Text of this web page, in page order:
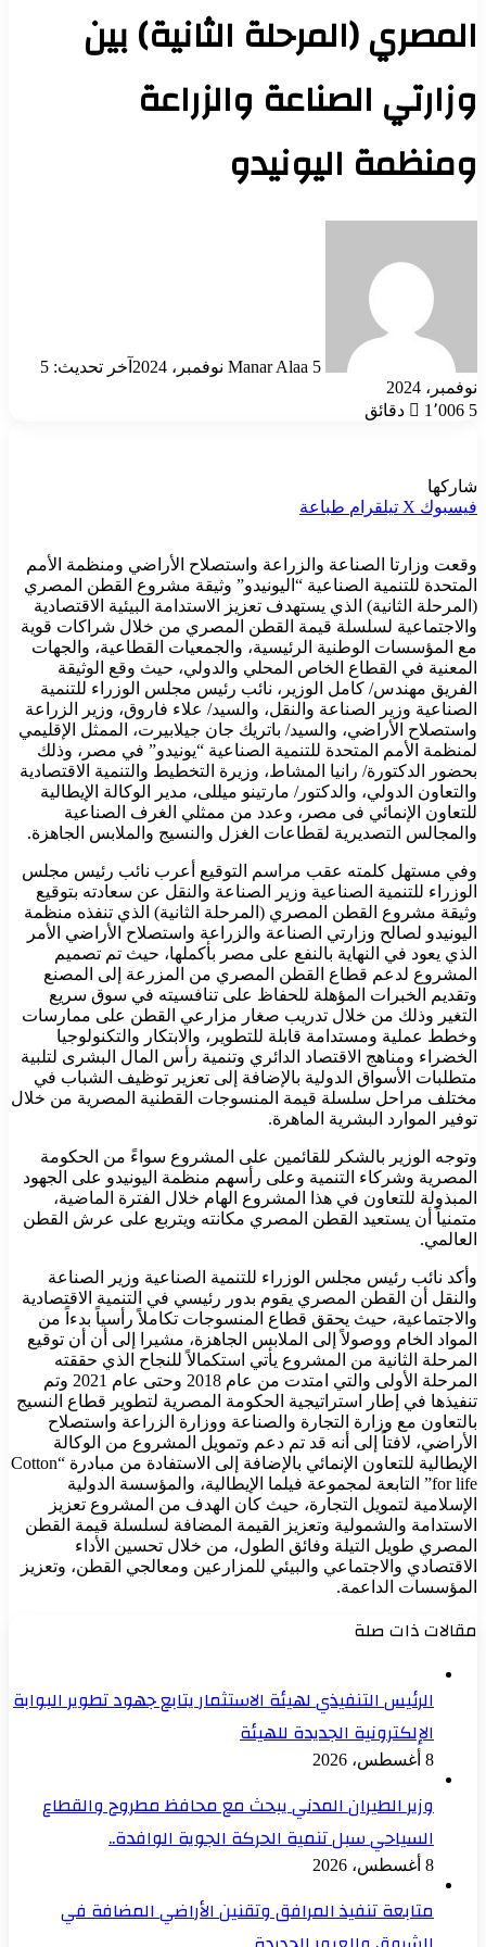
المصري (المرحلة الثانية) بين
وزارتي الصناعة والزراعة
ومنظمة اليونيدو
Manar Alaa 5 نوفمبر، 2024
آخر تحديث: 5
نوفمبر، 2024
1٬006 5 دقائق
شاركها
فيسبوك ‫X تيلقرام طباعة
وقعت وزارتا الصناعة والزراعة واستصلاح الأراضي ومنظمة الأمم
المتحدة للتنمية الصناعية “اليونيدو” وثيقة مشروع القطن المصري
(المرحلة الثانية) الذي يستهدف تعزيز الاستدامة البيئية الاقتصادية
والاجتماعية لسلسلة قيمة القطن المصري من خلال شراكات قوية
مع المؤسسات الوطنية الرئيسية، والجمعيات القطاعية، والجهات
المعنية في القطاع الخاص المحلي والدولي، حيث وقع الوثيقة
الفريق مهندس/ كامل الوزير، نائب رئيس مجلس الوزراء للتنمية
الصناعية وزير الصناعة والنقل، والسيد/ علاء فاروق، وزير الزراعة
واستصلاح الأراضي، والسيد/ باتريك جان جيلابيرت، الممثل الإقليمي
لمنظمة الأمم المتحدة للتنمية الصناعية “يونيدو” في مصر، وذلك
بحضور الدكتورة/ رانيا المشاط، وزيرة التخطيط والتنمية الاقتصادية
والتعاون الدولي، والدكتور/ مارتينو ميللى، مدير الوكالة الإيطالية
للتعاون الإنمائي فى مصر، وعدد من ممثلي الغرف الصناعية
والمجالس التصديرية لقطاعات الغزل والنسيج والملابس الجاهزة.
وفي مستهل كلمته عقب مراسم التوقيع أعرب نائب رئيس مجلس
الوزراء للتنمية الصناعية وزير الصناعة والنقل عن سعادته بتوقيع
وثيقة مشروع القطن المصري (المرحلة الثانية) الذي تنفذه منظمة
اليونيدو لصالح وزارتي الصناعة والزراعة واستصلاح الأراضي الأمر
الذي يعود في النهاية بالنفع على مصر بأكملها، حيث تم تصميم
المشروع لدعم قطاع القطن المصري من المزرعة إلى المصنع
وتقديم الخبرات المؤهلة للحفاظ على تنافسيته في سوق سريع
التغير وذلك من خلال تدريب صغار مزارعي القطن على ممارسات
وخطط عملية ومستدامة قابلة للتطوير، والابتكار والتكنولوجيا
الخضراء ومناهج الاقتصاد الدائري وتنمية رأس المال البشرى لتلبية
متطلبات الأسواق الدولية بالإضافة إلى تعزير توظيف الشباب في
مختلف مراحل سلسلة قيمة المنسوجات القطنية المصرية من خلال
توفير الموارد البشرية الماهرة.
وتوجه الوزير بالشكر للقائمين على المشروع سواءً من الحكومة
المصرية وشركاء التنمية وعلى رأسهم منظمة اليونيدو على الجهود
المبذولة للتعاون في هذا المشروع الهام خلال الفترة الماضية،
متمنياً أن يستعيد القطن المصري مكانته ويتربع على عرش القطن
العالمي.
وأكد نائب رئيس مجلس الوزراء للتنمية الصناعية وزير الصناعة
والنقل أن القطن المصري يقوم بدور رئيسي في التنمية الاقتصادية
والاجتماعية، حيث يحقق قطاع المنسوجات تكاملاً رأسياً بدءاً من
المواد الخام ووصولاً إلى الملابس الجاهزة، مشيرا إلى أن أن توقيع
المرحلة الثانية من المشروع يأتي استكمالاً للنجاح الذي حققته
المرحلة الأولى والتي امتدت من عام 2018 وحتى عام 2021 وتم
تنفيذها في إطار استراتيجية الحكومة المصرية لتطوير قطاع النسيج
بالتعاون مع وزارة التجارة والصناعة ووزارة الزراعة واستصلاح
الأراضي، لافتاً إلى أنه قد تم دعم وتمويل المشروع من الوكالة
الإيطالية للتعاون الإنمائي بالإضافة إلى الاستفادة من مبادرة “Cotton
for life” التابعة لمجموعة فيلما الإيطالية، والمؤسسة الدولية
الإسلامية لتمويل التجارة، حيث كان الهدف من المشروع تعزيز
الاستدامة والشمولية وتعزيز القيمة المضافة لسلسلة قيمة القطن
المصري طويل التيلة وفائق الطول، من خلال تحسين الأداء
الاقتصادي والاجتماعي والبيئي للمزارعين ومعالجي القطن، وتعزيز
المؤسسات الداعمة.
مقالات ذات صلة
الرئيس التنفيذي لهيئة الاستثمار يتابع جهود تطوير البوابة
الإلكترونية الجديدة للهيئة
8 أغسطس، 2026
وزير الطيران المدني يبحث مع محافظ مطروح والقطاع
السياحي سبل تنمية الحركة الجوية الوافدة..
8 أغسطس، 2026
متابعة تنفيذ المرافق وتقنين الأراضي المضافة في